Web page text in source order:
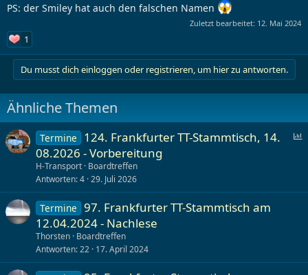
PS: der Smiley hat auch den falschen Namen
Zuletzt bearbeitet: 12. Mai 2024
1
Du musst dich einloggen oder registrieren, um hier zu antworten.
Ähnliche Themen
Termine
124. Frankfurter TT-Stammtisch, 14.
08.2026 - Vorbereitung
H-Transport Boardtreffen
Antworten 4 29. Juli 2026
Termine 97. Frankfurter TT-Stammtisch am
12.04.2024 - Nachlese
Thorsten Boardtreffen
Antworten 22 17. April 2024